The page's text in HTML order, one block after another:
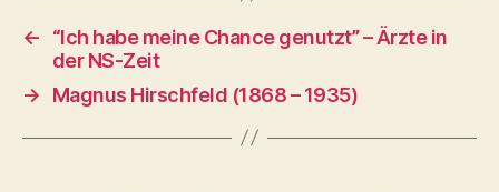
←
“Ich habe meine Chance genutzt” – Ärzte in
der NS-Zeit
→
Magnus Hirschfeld (1868 – 1935)